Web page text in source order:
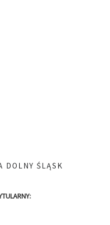
DOLNY ŚLĄSK